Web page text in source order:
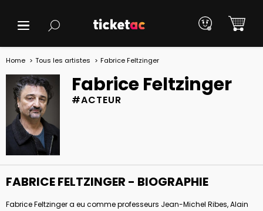
Home Tous les artistes Fabrice Feltzinger
Fabrice Feltzinger
#ACTEUR
FABRICE FELTZINGER - BIOGRAPHIE
Fabrice Feltzinger a eu comme professeurs Jean-Michel Ribes, Alain